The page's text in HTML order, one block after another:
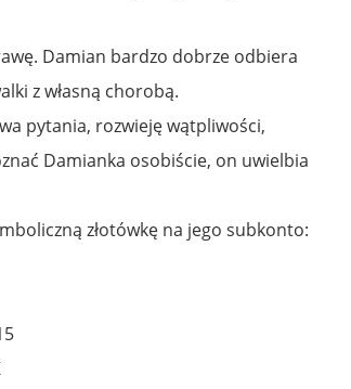
Damian bardzo dobrze odbiera
z własną chorobą.
pytania, rozwieję wątpliwości,
Damianka osobiście, on uwielbia
złotówkę na jego subkonto: